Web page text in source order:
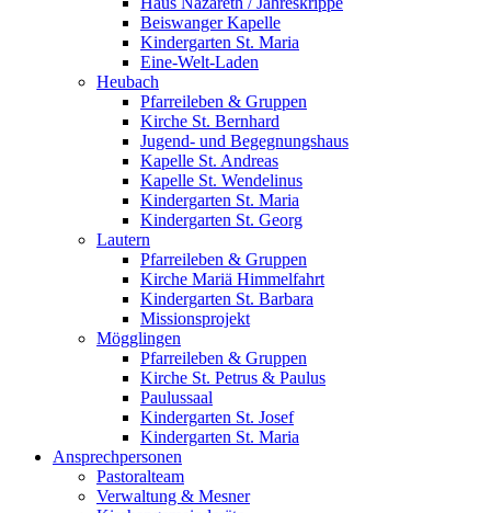
Beiswanger Kapelle
Kindergarten St. Maria
Eine-Welt-Laden
Heubach
Pfarreileben & Gruppen
Kirche St. Bernhard
Jugend- und Begegnungshaus
Kapelle St. Andreas
Kapelle St. Wendelinus
Kindergarten St. Maria
Kindergarten St. Georg
Lautern
Pfarreileben & Gruppen
Kirche Mariä Himmelfahrt
Kindergarten St. Barbara
Missionsprojekt
Mögglingen
Pfarreileben & Gruppen
Kirche St. Petrus & Paulus
Paulussaal
Kindergarten St. Josef
Kindergarten St. Maria
Ansprechpersonen
Pastoralteam
Verwaltung & Mesner